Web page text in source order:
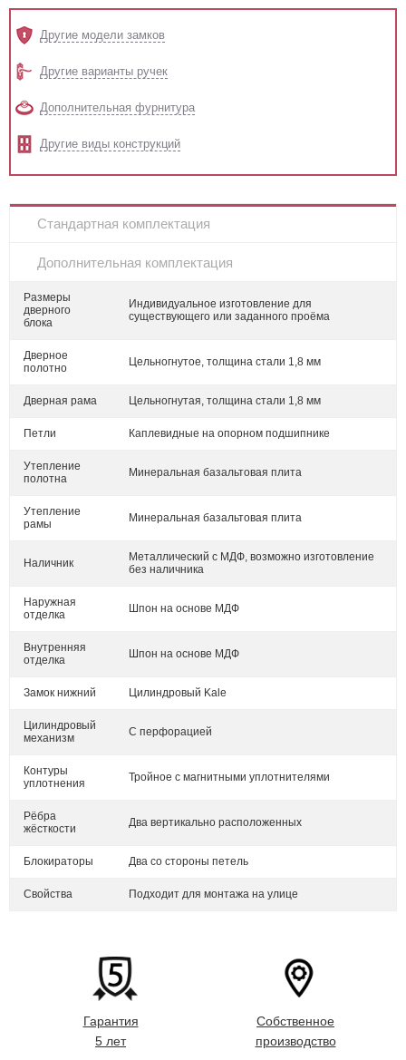
Другие модели замков
Другие варианты ручек
Дополнительная фурнитура
Другие виды конструкций
Стандартная комплектация
Дополнительная комплектация
Размеры
дверного
блока
Индивидуальное изготовление для
существующего или заданного проёма
Дверное
полотно
Цельногнутое, толщина стали 1,8 мм
Дверная рама Цельногнутая, толщина стали 1,8 мм
Петли Каплевидные на опорном подшипнике
Утепление
полотна
Минеральная базальтовая плита
Утепление
рамы
Минеральная базальтовая плита
Наличник
Металлический с МДФ, возможно изготовление
без наличника
Наружная
отделка
Шпон на основе МДФ
Внутренняя
отделка
Шпон на основе МДФ
Замок нижний Цилиндровый Kale
Цилиндровый
механизм
С перфорацией
Контуры
уплотнения
Тройное с магнитными уплотнителями
Рёбра
жёсткости
Два вертикально расположенных
Блокираторы Два со стороны петель
Свойства Подходит для монтажа на улице
Гарантия
5 лет
Собственное
производство